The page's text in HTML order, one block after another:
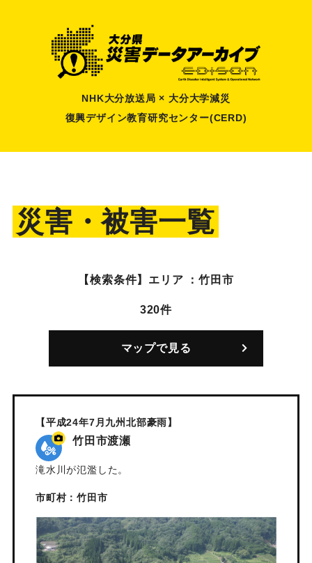
NHK大分放送局 × 大分大学減災
復興デザイン教育研究センター(CERD)
災害・被害一覧
【検索条件】 エリア ：竹田市
320件
マップで見る
【平成24年7月九州北部豪雨】
竹田市渡瀬
滝水川が氾濫した。
市町村：竹田市